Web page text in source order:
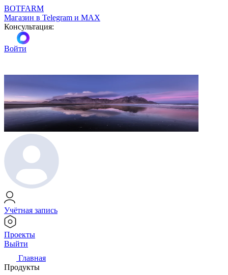
BOTFARM
Магазин в Telegram и MAX
Консультация:
Войти
Учётная запись
Проекты
Выйти
Главная
Продукты